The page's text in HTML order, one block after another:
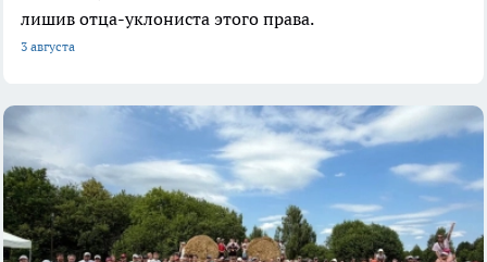
лишив отца-уклониста этого права.
3 августа